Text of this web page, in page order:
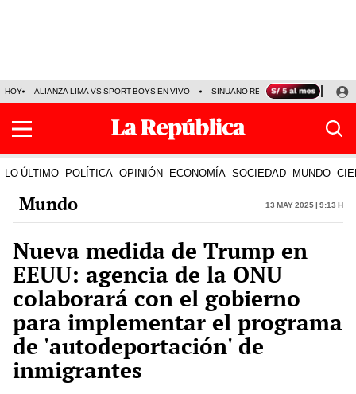
HOY ALIANZA LIMA VS SPORT BOYS EN VIVO SINUANO RESULTADOS HOY
LO ÚLTIMO POLÍTICA OPINIÓN ECONOMÍA SOCIEDAD MUNDO
Mundo 13 May 2025 | 9:13 h
Nueva medida de Trump en
EEUU: agencia de la ONU
colaborará con el gobierno
para implementar el programa
de 'autodeportación' de
inmigrantes